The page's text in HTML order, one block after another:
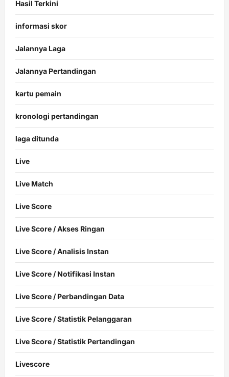
Hasil Terkini
informasi skor
Jalannya Laga
Jalannya Pertandingan
kartu pemain
kronologi pertandingan
laga ditunda
Live
Live Match
Live Score
Live Score / Akses Ringan
Live Score / Analisis Instan
Live Score / Notifikasi Instan
Live Score / Perbandingan Data
Live Score / Statistik Pelanggaran
Live Score / Statistik Pertandingan
Livescore